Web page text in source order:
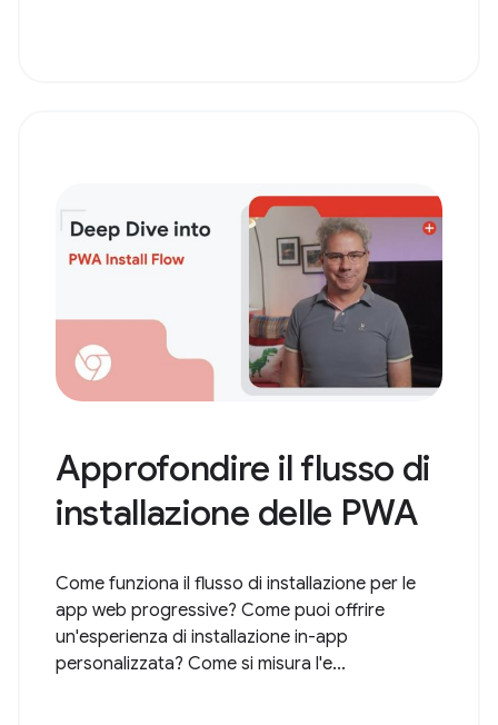
Approfondire il flusso di
installazione delle PWA
Come funziona il flusso di installazione per le
app web progressive? Come puoi offrire
un'esperienza di installazione in-app
personalizzata? Come si misura l'e...